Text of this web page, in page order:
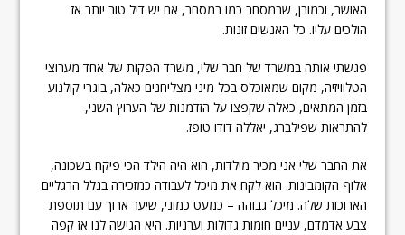
האושר, וכמובן, שבמסחר כמו במסחר, אם יש דיל טוב יותר אז
הולכים עליו. כל האנשים זונות.
פגשתי אותה במשרד של חבר שלי, משרד הפקות של אחד מערוצי
הטלוויזיה, מקום שמאוכלס בכל מיני מצליחנים כאלה, בוגרי קולנוע
בזמן המתאים, כאלה שקפצו על הזדמנות של הערוץ השני,
להתראות שפילברג, יאללה דודו טופז.
את החבר שלי אני מכיר מילדות, הוא היה הילד הכי פיקח בשכונה,
אלוף הקומבינות. הוא לקח את מיכל לעבודה כמזכירה בגלל הרגליים
הארוכות שלה. מיכל גבוהה – כמעט כמוני, שיער ארוך עם תוספת
צבע אדמדם, עניים חומות גדולות וערניות. היא הגישה לנו אז קפה